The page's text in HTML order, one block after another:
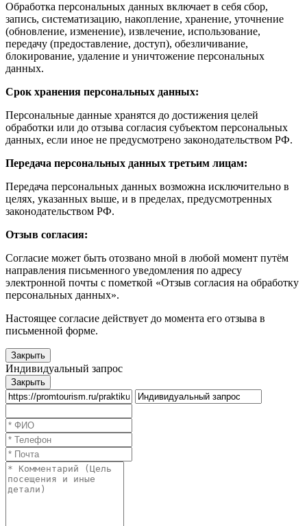
Обработка персональных данных включает в себя сбор,
запись, систематизацию, накопление, хранение, уточнение
(обновление, изменение), извлечение, использование,
передачу (предоставление, доступ), обезличивание,
блокирование, удаление и уничтожение персональных
данных.
Срок хранения персональных данных:
Персональные данные хранятся до достижения целей
обработки или до отзыва согласия субъектом персональных
данных, если иное не предусмотрено законодательством РФ.
Передача персональных данных третьим лицам:
Передача персональных данных возможна исключительно в
целях, указанных выше, и в пределах, предусмотренных
законодательством РФ.
Отзыв согласия:
Согласие может быть отозвано мной в любой момент путём
направления письменного уведомления по адресу
электронной почты с пометкой «Отзыв согласия на обработку
персональных данных».
Настоящее согласие действует до момента его отзыва в
письменной форме.
Закрыть
Индивидуальный запрос
Закрыть